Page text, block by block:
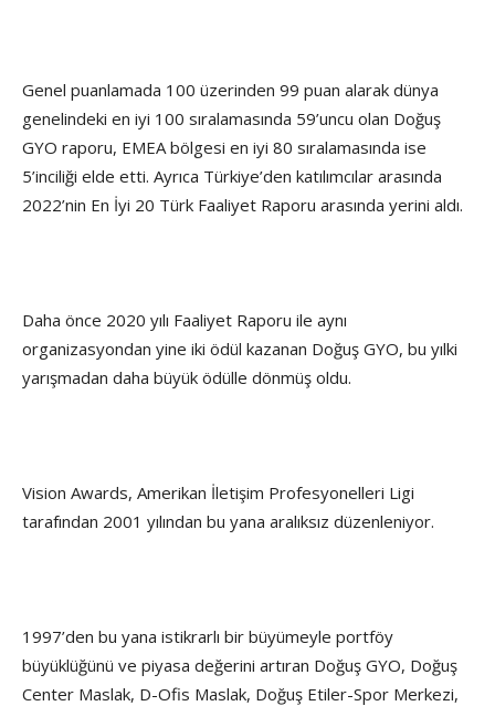
Genel puanlamada 100 üzerinden 99 puan alarak dünya
genelindeki en iyi 100 sıralamasında 59’uncu olan Doğuş
GYO raporu, EMEA bölgesi en iyi 80 sıralamasında ise
5’inciliği elde etti. Ayrıca Türkiye’den katılımcılar arasında
2022’nin En İyi 20 Türk Faaliyet Raporu arasında yerini aldı.
Daha önce 2020 yılı Faaliyet Raporu ile aynı
organizasyondan yine iki ödül kazanan Doğuş GYO, bu yılki
yarışmadan daha büyük ödülle dönmüş oldu.
Vision Awards, Amerikan İletişim Profesyonelleri Ligi
tarafından 2001 yılından bu yana aralıksız düzenleniyor.
1997’den bu yana istikrarlı bir büyümeyle portföy
büyüklüğünü ve piyasa değerini artıran Doğuş GYO, Doğuş
Center Maslak, D-Ofis Maslak, Doğuş Etiler-Spor Merkezi,